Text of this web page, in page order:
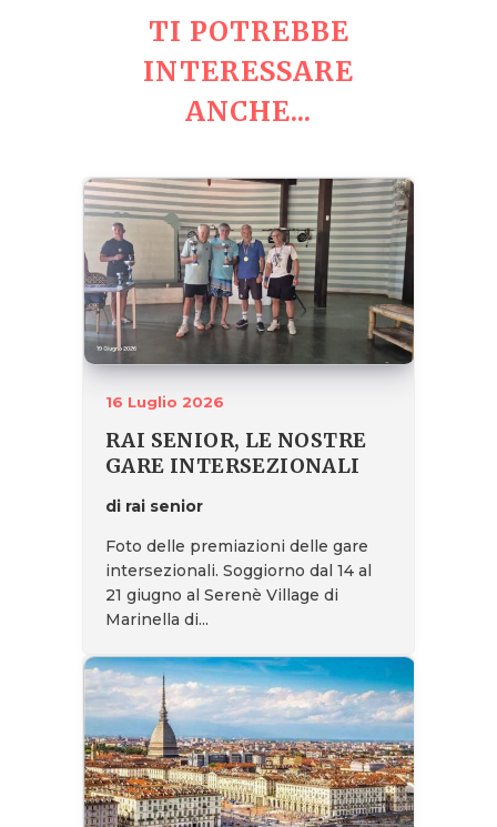
TI POTREBBE
INTERESSARE
ANCHE...
16 Luglio 2026
RAI SENIOR, LE NOSTRE
GARE INTERSEZIONALI
di rai senior
Foto delle premiazioni delle gare
intersezionali. Soggiorno dal 14 al
21 giugno al Serenè Village di
Marinella di...